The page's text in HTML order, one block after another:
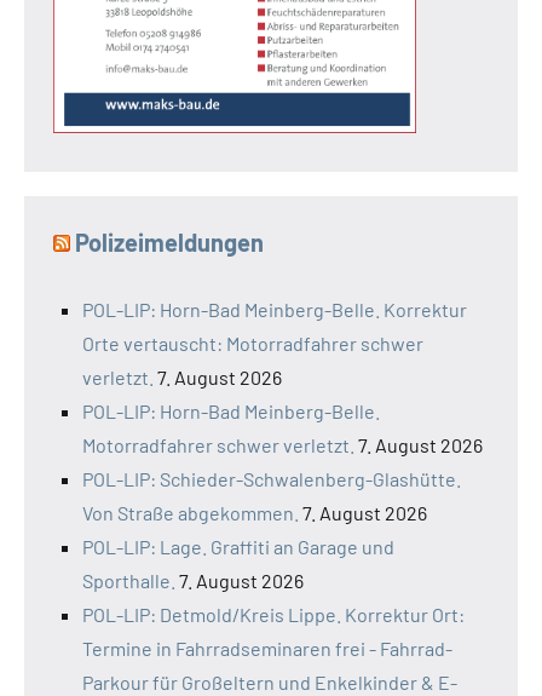
Polizeimeldungen
POL-LIP: Horn-Bad Meinberg-Belle. Korrektur
Orte vertauscht: Motorradfahrer schwer
verletzt. 7. August 2026
POL-LIP: Horn-Bad Meinberg-Belle.
Motorradfahrer schwer verletzt. 7. August 2026
POL-LIP: Schieder-Schwalenberg-Glashütte.
Von Straße abgekommen. 7. August 2026
POL-LIP: Lage. Graffiti an Garage und
Sporthalle. 7. August 2026
POL-LIP: Detmold/Kreis Lippe. Korrektur Ort:
Termine in Fahrradseminaren frei - Fahrrad-
Parkour für Großeltern und Enkelkinder & E-